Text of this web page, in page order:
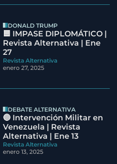
DONALD TRUMP
🟦 IMPASE DIPLOMÁTICO |
Revista Alternativa | Ene
27
Revista Alternativa
enero 27, 2025
DEBATE ALTERNATIVA
🔵 Intervención Militar en
Venezuela | Revista
Alternativa | Ene 13
Revista Alternativa
enero 13, 2025